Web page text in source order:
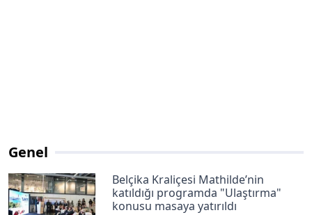
Genel
Belçika Kraliçesi Mathilde’nin
katıldığı programda "Ulaştırma"
konusu masaya yatırıldı